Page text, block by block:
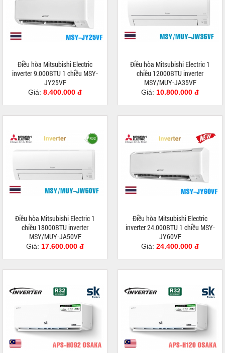
Điều hòa Mitsubishi Electric
inverter 9.000BTU 1 chiều MSY-
JY25VF
Giá: 8.400.000 đ
Điều hòa Mitsubishi Electric 1
chiều 12000BTU inverter
MSY/MUY-JA35VF
Giá: 10.800.000 đ
Điều hòa Mitsubishi Electric 1
chiều 18000BTU inverter
MSY/MUY-JA50VF
Giá: 17.600.000 đ
Điều hòa Mitsubishi Electric
inverter 24.000BTU 1 chiều MSY-
JY60VF
Giá: 24.400.000 đ